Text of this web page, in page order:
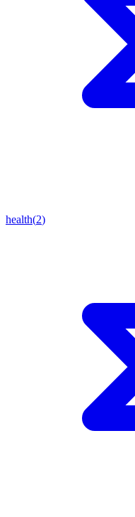
health(2)